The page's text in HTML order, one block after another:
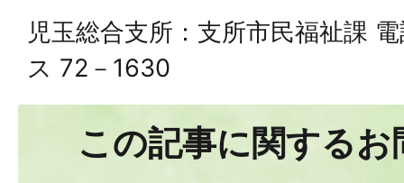
児玉総合支所：支所市民福祉課
ス 72－1630
この記事に関する